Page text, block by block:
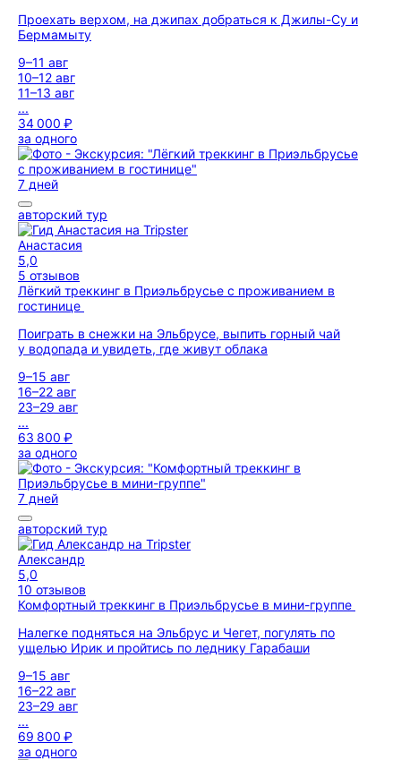
Проехать верхом, на джипах добраться к Джилы-Су и
Бермамыту
9–11 авг
10–12 авг
11–13 авг
...
34 000 ₽
за одного
7 дней
авторский тур
Анастасия
5,0
5 отзывов
Лёгкий треккинг в Приэльбрусье с проживанием в
гостинице
Поиграть в снежки на Эльбрусе, выпить горный чай
у водопада и увидеть, где живут облака
9–15 авг
16–22 авг
23–29 авг
...
63 800 ₽
за одного
7 дней
авторский тур
Александр
5,0
10 отзывов
Комфортный треккинг в Приэльбрусье в мини-группе
Налегке подняться на Эльбрус и Чегет, погулять по
ущелью Ирик и пройтись по леднику Гарабаши
9–15 авг
16–22 авг
23–29 авг
...
69 800 ₽
за одного